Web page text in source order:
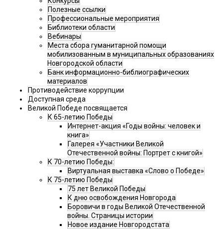
Полезные ссылки
Профессиональные мероприятия
Библиотеки области
Вебинары
Места сбора гуманитарной помощи
мобилизованным в муниципальных образованиях
Новгородской области
Банк информационно-библиографических
материалов
Противодействие коррупции
Доступная среда
Великой Победе посвящается
К 65-летию Победы
Интернет-акция «Годы войны: человек и
книга»
Галерея «Участники Великой
Отечественной войны: Портрет с книгой»
К 70-летию Победы:
Виртуальная выставка «Слово о Победе»
К 75-летию Победы
75 лет Великой Победы
К дню освобождения Новгорода
Боровичи в годы Великой Отечественной
войны. Страницы истории
Новое издание Новгородстата